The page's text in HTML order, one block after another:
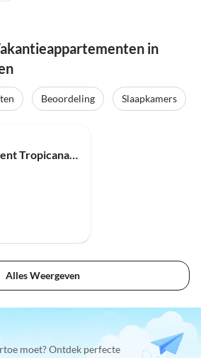
in
Beoordeling Slaapkamers
Alles Weergeven
moet? Ontdek perfecte